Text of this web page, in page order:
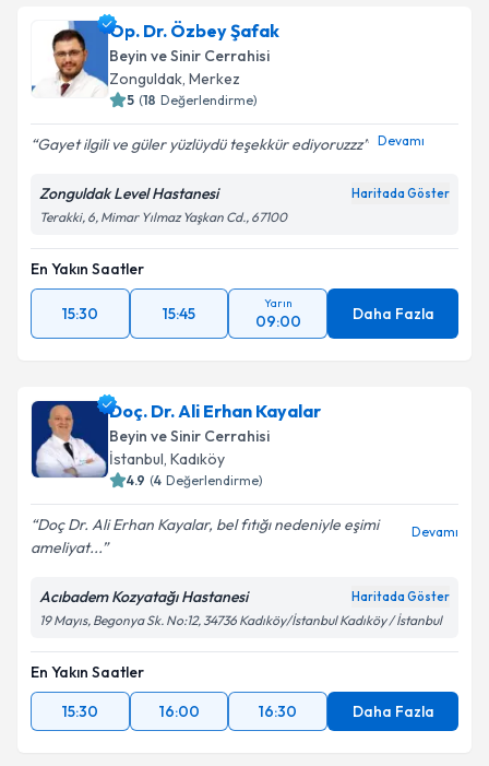
Op. Dr. Özbey Şafak
Beyin ve Sinir Cerrahisi
Zonguldak, Merkez
5 (18 Değerlendirme)
Gayet ilgili ve güler yüzlüydü teşekkür ediyoruzzz Devamı
Zonguldak Level Hastanesi Haritada Göster
Terakki, 6, Mimar Yılmaz Yaşkan Cd., 67100
En Yakın Saatler
15:30 15:45
Yarın
09:00 Daha Fazla
Doç. Dr. Ali Erhan Kayalar
Beyin ve Sinir Cerrahisi
İstanbul, Kadıköy
4.9 (4 Değerlendirme)
Doç Dr. Ali Erhan Kayalar, bel fıtığı nedeniyle eşimi
ameliyat...
Devamı
Acıbadem Kozyatağı Hastanesi Haritada Göster
19 Mayıs, Begonya Sk. No:12, 34736 Kadıköy/İstanbul Kadıköy / İstanbul
En Yakın Saatler
15:30
16:00 16:30 Daha Fazla